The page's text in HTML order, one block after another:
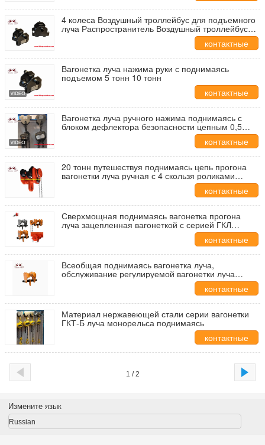
данные
4 колеса Воздушный троллейбус для подъемного
луча Распространитель Воздушный троллейбус
для подъемного луча Электрический троллейбус
контактные
данные
Вагонетка луча нажима руки с поднимаясь
подъемом 5 тонн 10 тонн
контактные
данные
Вагонетка луча ручного нажима поднимаясь с
блоком дефлектора безопасности цепным 0,5
контактные
данные
20 тонн путешествуя поднимаясь цепь прогона
вагонетки луча ручная с 4 скользя роликами
контактные
данные
Сверхмощная поднимаясь вагонетка прогона
луча зацепленная вагонеткой с серией ГКЛ
контактные
данные
Всеобщая поднимаясь вагонетка луча,
обслуживание регулируемой вагонетки луча
контактные
данные
Материал нержавеющей стали серии вагонетки
ГКТ-Б луча монорельса поднимаясь
контактные
данные
1 / 2
Измените язык
Russian